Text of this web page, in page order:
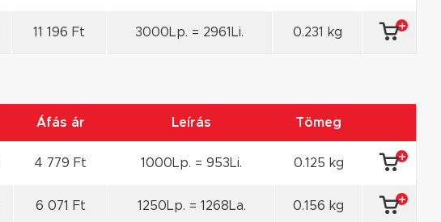
11 196 Ft 3000Lp. = 2961Li. 0.231 kg
Áfás ár Leírás Tömeg
4 779 Ft 1000Lp. = 953Li. 0.125 kg
6 071 Ft 1250Lp. = 1268La. 0.156 kg